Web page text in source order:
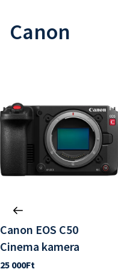
Canon
Canon EOS C50
Cinema kamera